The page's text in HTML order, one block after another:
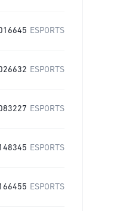
ESPORTS
ESPORTS
ESPORTS
ESPORTS
ESPORTS